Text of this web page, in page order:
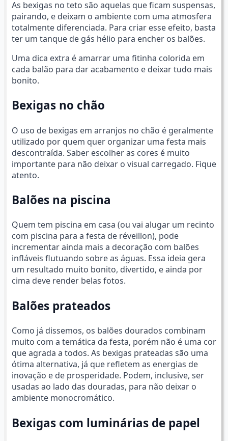
As bexigas no teto são aquelas que ficam suspensas,
pairando, e deixam o ambiente com uma atmosfera
totalmente diferenciada. Para criar esse efeito, basta
ter um tanque de gás hélio para encher os balões.
Uma dica extra é amarrar uma fitinha colorida em
cada balão para dar acabamento e deixar tudo mais
bonito.
Bexigas no chão
O uso de bexigas em arranjos no chão é geralmente
utilizado por quem quer organizar uma festa mais
descontraída. Saber escolher as cores é muito
importante para não deixar o visual carregado. Fique
atento.
Balões na piscina
Quem tem piscina em casa (ou vai alugar um recinto
com piscina para a festa de réveillon), pode
incrementar ainda mais a decoração com balões
infláveis flutuando sobre as águas. Essa ideia gera
um resultado muito bonito, divertido, e ainda por
cima deve render belas fotos.
Balões prateados
Como já dissemos, os balões dourados combinam
muito com a temática da festa, porém não é uma cor
que agrada a todos. As bexigas prateadas são uma
ótima alternativa, já que refletem as energias de
inovação e de prosperidade. Podem, inclusive, ser
usadas ao lado das douradas, para não deixar o
ambiente monocromático.
Bexigas com luminárias de papel